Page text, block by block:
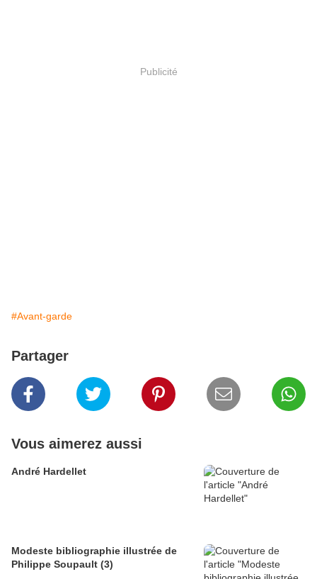
Publicité
#Avant-garde
Partager
Vous aimerez aussi
André Hardellet
Modeste bibliographie illustrée de
Philippe Soupault (3)